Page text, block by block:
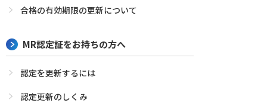
合格の有効期限の更新について
MR認定証をお持ちの方へ
認定を更新するには
認定更新のしくみ